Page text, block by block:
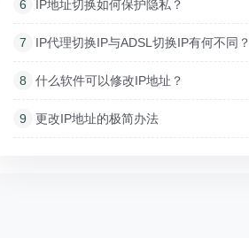
6 IP地址切换如何保护隐私？
7 IP代理切换IP与ADSL切换IP有何不同？
8 什么软件可以修改IP地址？
9 更改IP地址的极简办法